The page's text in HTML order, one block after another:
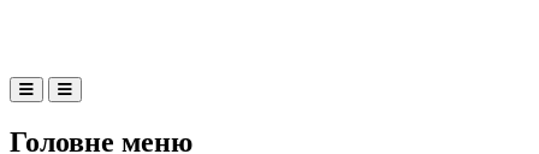
Головне меню